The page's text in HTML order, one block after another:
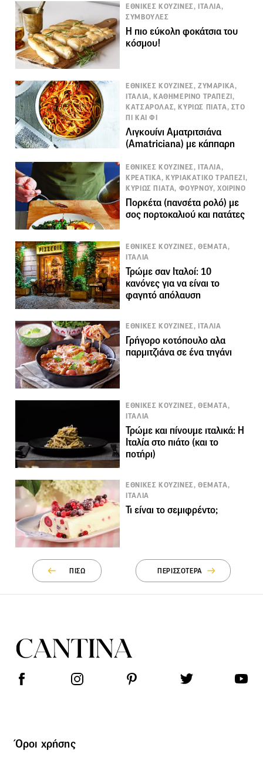
ΕΘΝΙΚΕΣ ΚΟΥΖΙΝΕΣ, ΙΤΑΛΙΑ,
ΣΥΜΒΟΥΛΕΣ
Η πιο εύκολη φοκάτσια του
κόσμου!
ΕΘΝΙΚΕΣ ΚΟΥΖΙΝΕΣ, ΖΥΜΑΡΙΚΑ,
ΙΤΑΛΙΑ, ΚΑΘΗΜΕΡΙΝΟ ΤΡΑΠΕΖΙ,
ΚΑΤΣΑΡΟΛΑΣ, ΚΥΡΙΩΣ ΠΙΑΤΑ, ΣΤΟ
ΠΙ ΚΑΙ ΦΙ
Λιγκουίνι Αματριτσιάνα
(Amatriciana) με κάππαρη
ΕΘΝΙΚΕΣ ΚΟΥΖΙΝΕΣ, ΙΤΑΛΙΑ,
ΚΡΕΑΤΙΚΑ, ΚΥΡΙΑΚΑΤΙΚΟ ΤΡΑΠΕΖΙ,
ΚΥΡΙΩΣ ΠΙΑΤΑ, ΦΟΥΡΝΟΥ, ΧΟΙΡΙΝΟ
Πορκέτα (πανσέτα ρολό) με
σος πορτοκαλιού και πατάτες
ΕΘΝΙΚΕΣ ΚΟΥΖΙΝΕΣ, ΘΕΜΑΤΑ,
ΙΤΑΛΙΑ
Τρώμε σαν Ιταλοί: 10
κανόνες για να είναι το
φαγητό απόλαυση
ΕΘΝΙΚΕΣ ΚΟΥΖΙΝΕΣ, ΙΤΑΛΙΑ
Γρήγορο κοτόπουλο αλα
παρμιτζιάνα σε ένα τηγάνι
ΕΘΝΙΚΕΣ ΚΟΥΖΙΝΕΣ, ΘΕΜΑΤΑ,
ΙΤΑΛΙΑ
Τρώμε και πίνουμε ιταλικά: Η
Ιταλία στο πιάτο (και το
ποτήρι)
ΕΘΝΙΚΕΣ ΚΟΥΖΙΝΕΣ, ΘΕΜΑΤΑ,
ΙΤΑΛΙΑ
Τι είναι το σεμιφρέντο;
ΠΙΣΩ ΠΕΡΙΣΣΟΤΕΡΑ
Όροι χρήσης